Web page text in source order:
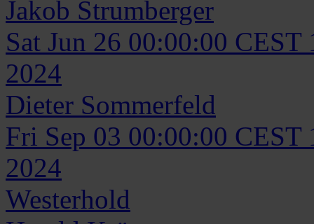
Jakob Strumberger
Sat Jun 26 00:00:00 CEST
2024
Dieter Sommerfeld
Fri Sep 03 00:00:00 CEST
2024
Westerhold